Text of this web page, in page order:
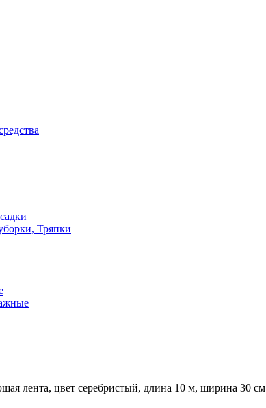
Тряпки
лента, цвет серебристый, длина 10 м, ширина 30 см